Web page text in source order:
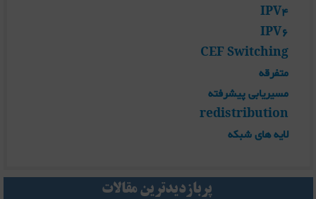
IPV4
IPV6
CEF Switching
متفرقه
مسیریابی پیشرفته
redistribution
لایه های شبکه
پربازدیدترین مقالات